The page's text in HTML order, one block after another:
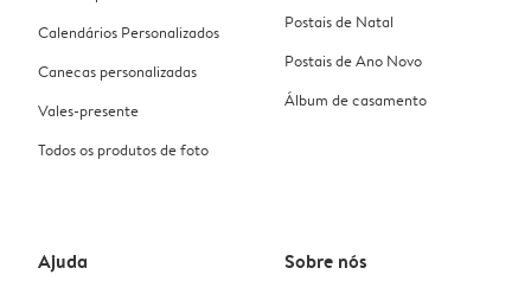
Calendários Personalizados
Canecas personalizadas
Vales-presente
Todos os produtos de foto
Postais de Natal
Postais de Ano Novo
Álbum de casamento
Ajuda Sobre nós